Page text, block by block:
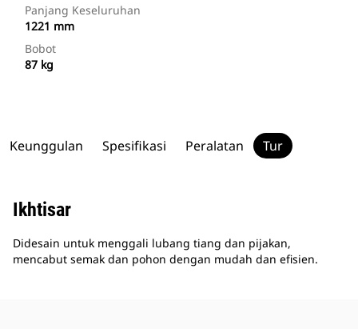
Panjang Keseluruhan
1221 mm
Bobot
87 kg
Keunggulan Spesifikasi Peralatan Tur
Ikhtisar
Didesain untuk menggali lubang tiang dan pijakan,
mencabut semak dan pohon dengan mudah dan efisien.